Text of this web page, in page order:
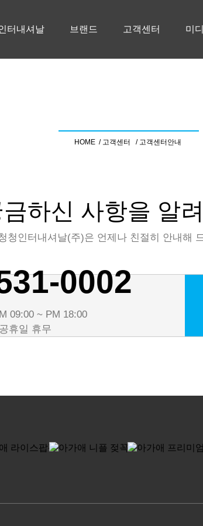
터내셔날 브랜드 고객센터 미
HOME / 고객센터 / 고객센터안내
금하신 사항을 알
청인터내셔날(주)은 언제나 친절히 안내해
0002
09:00 ~ PM 18:00
휴일 휴무